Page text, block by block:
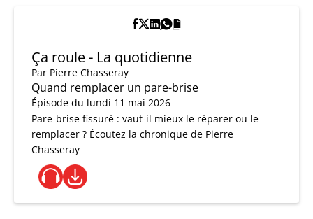
Ça roule - La quotidienne
Par Pierre Chasseray
Quand remplacer un pare-brise
Épisode du lundi 11 mai 2026
Pare-brise fissuré : vaut-il mieux le réparer ou le
remplacer ? Écoutez la chronique de Pierre
Chasseray